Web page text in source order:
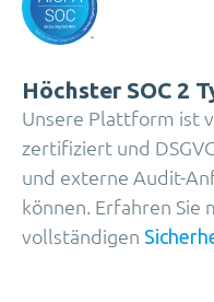
Höchster SOC 2
Unsere Plattform ist
zertifiziert und
und externe Audit-
können. Erfahren Sie
vollständigen